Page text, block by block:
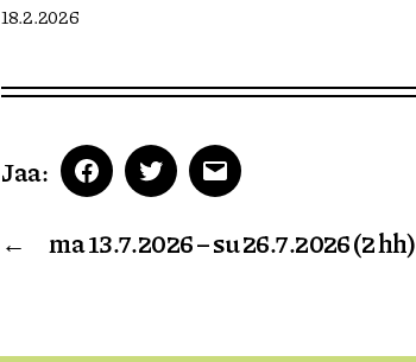
18.2.2026
Jaa: FacebookTwitterEmail
←
ma 13.7.2026 – su 26.7.2026 (2 hh)